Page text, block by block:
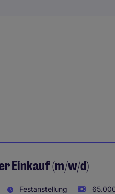
Einkauf (m/w/d)
Festanstellung